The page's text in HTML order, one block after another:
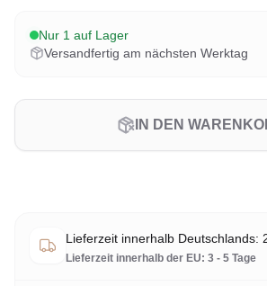
Nur 1 auf Lager
Versandfertig am nächsten Werktag
IN DEN
Lieferzeit innerhalb Deutschlands:
Lieferzeit innerhalb der EU: 3 - 5 Tage